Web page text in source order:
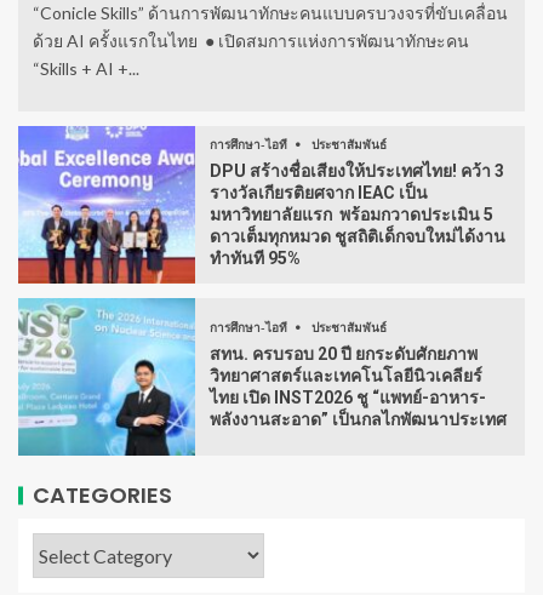
“Conicle Skills” ด้านการพัฒนาทักษะคนแบบครบวงจรที่ขับเคลื่อน
ด้วย AI ครั้งแรกในไทย ● เปิดสมการแห่งการพัฒนาทักษะคน
“Skills + AI +...
การศึกษา-ไอที ประชาสัมพันธ์
DPU สร้างชื่อเสียงให้ประเทศไทย! คว้า 3
รางวัลเกียรติยศจาก IEAC เป็น
มหาวิทยาลัยแรก พร้อมกวาดประเมิน 5
ดาวเต็มทุกหมวด ชูสถิติเด็กจบใหม่ได้งาน
ทำทันที 95%
การศึกษา-ไอที ประชาสัมพันธ์
สทน. ครบรอบ 20 ปี ยกระดับศักยภาพ
วิทยาศาสตร์และเทคโนโลยีนิวเคลียร์
ไทย เปิด INST2026 ชู “แพทย์-อาหาร-
พลังงานสะอาด” เป็นกลไกพัฒนาประเทศ
CATEGORIES